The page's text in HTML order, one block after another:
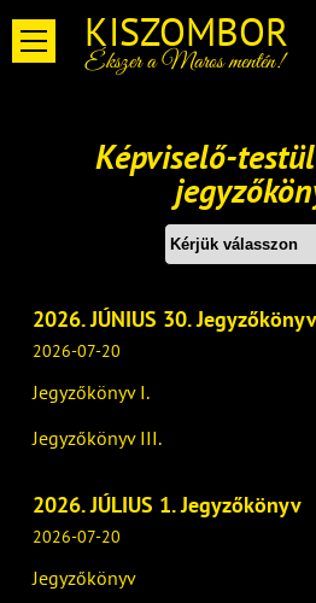
KISZOMBOR
Ékszer a Maros mentén!
Képviselő-
2026. JÚNIUS 30. Jegyzőkönyv
2026-07-20
Jegyzőkönyv I.
Jegyzőkönyv III.
2026. JÚLIUS 1. Jegyzőkönyv
2026-07-20
Jegyzőkönyv